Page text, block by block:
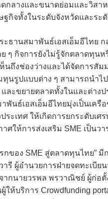
ลางและขนาดย่อมและวิสา
ฐกิจทั้งในระดับจังหวัดและระดั
ธานสมาพันธ์เอสเอ็มอีไทย
ๆ กิจการยังไม่รู้จักตลาดทุน
ห็นถึงช่องว่างและได้จัดการ
นรูปแบบต่าง ๆ สามารถนำไ
ละขยายตลาดทั้งในและต่างป
พันธ์เอสเอ็มอีไทยมุ่งเป็นเครื
ระเทศ ให้เกิดการยกระดับ
ศให้การส่งเสริม SME เป็นวา
กของ SME สู่ตลาดทุนไทย”
ารี ผู้อำนวยการฝ่ายจดทะเบี
จากนายวรพล พรวาณิชย์ ผู้ก่อ
ให้บริการ Crowdfunding